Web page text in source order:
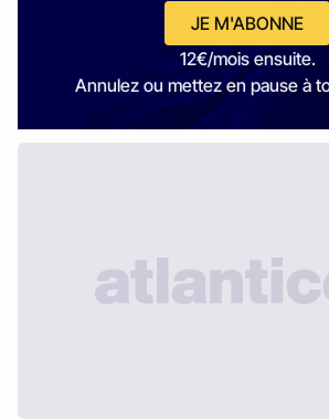
JE M'ABONNE
12€/mois ensuite.
Annulez ou mettez en pause à